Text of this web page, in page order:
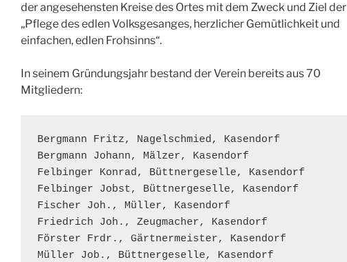
der angesehensten Kreise des Ortes mit dem Zweck und Ziel der
„Pflege des edlen Volksgesanges, herzlicher Gemütlichkeit und
einfachen, edlen Frohsinns“.
In seinem Gründungsjahr bestand der Verein bereits aus 70
Mitgliedern:
Bergmann Fritz, Nagelschmied, Kasendorf
Bergmann Johann, Mälzer, Kasendorf
Felbinger Konrad, Büttnergeselle, Kasendorf
Felbinger Jobst, Büttnergeselle, Kasendorf
Fischer Joh., Müller, Kasendorf
Friedrich Joh., Zeugmacher, Kasendorf
Förster Frdr., Gärtnermeister, Kasendorf
Müller Job., Büttnergeselle, Kasendorf